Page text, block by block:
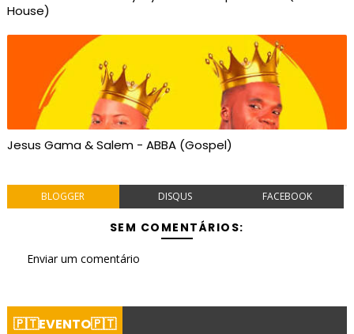
House)
Jesus Gama & Salem - ABBA (Gospel)
BLOGGER DISQUS FACEBOOK
SEM COMENTÁRIOS:
Enviar um comentário
🇵🇹EVENTO🇵🇹